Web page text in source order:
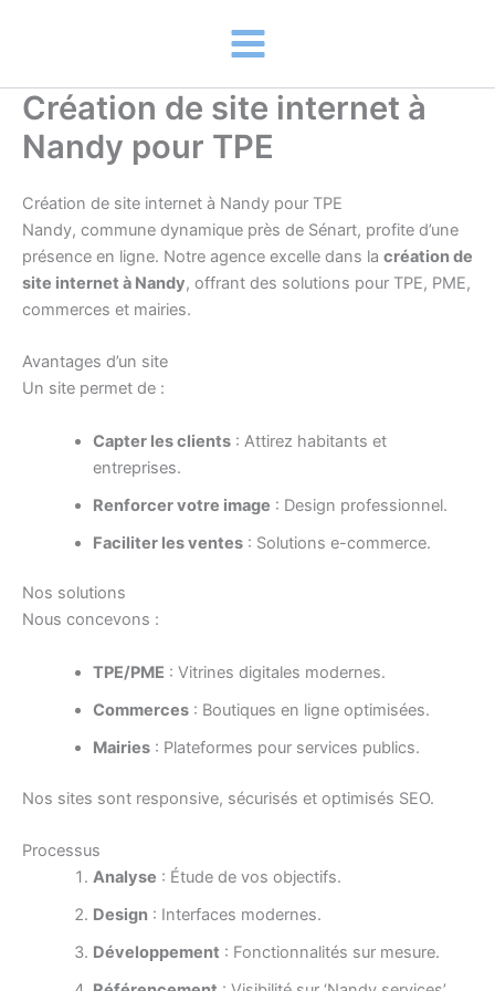
Création de site internet à
Nandy pour TPE
Création de site internet à Nandy pour TPE
Nandy, commune dynamique près de Sénart, profite d’une
présence en ligne. Notre agence excelle dans la création de
site internet à Nandy, offrant des solutions pour TPE, PME,
commerces et mairies.
Avantages d’un site
Un site permet de :
Capter les clients: Attirez habitants et
entreprises.
Renforcer votre image : Design professionnel.
Faciliter les ventes: Solutions e-commerce.
Nos solutions
Nous concevons :
TPE/PME : Vitrines digitales modernes.
Commerces: Boutiques en ligne optimisées.
Mairies: Plateformes pour services publics.
Nos sites sont responsive, sécurisés et optimisés SEO.
Processus
Analyse : Étude de vos objectifs.
Design: Interfaces modernes.
Développement : Fonctionnalités sur mesure.